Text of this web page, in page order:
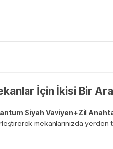
İçin İkisi Bir
Siyah Vaviyen+Zil
mekanlarınızda